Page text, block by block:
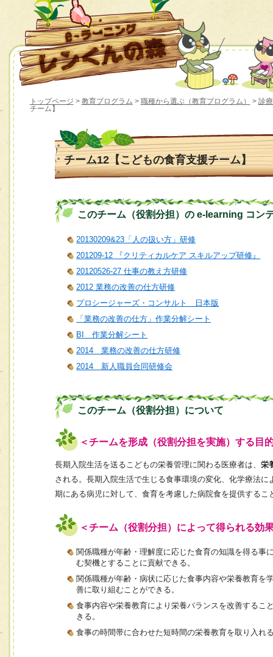
トップページ > 教育プログラム > 職種から選ぶ（教育プログラム） > 診
チーム】
チーム12【こどもの食育支援チーム】
このチーム（役割分担）の e-learning コン
20130209&23「人の扱い方」研修
201209-12 『クリティカルケア スキルアップ研修』
20120526-27 仕事の教え方研修
2012 業務の改善の仕方研修
プロシージャーズ・コンサルト 日本版
「業務の改善の仕方」作業分解シート
BI 作業分解シート
2014 業務の改善の仕方研修
2014 新人職員合同研修会
このチーム（役割分担）について
＜チームを形成（役割分担を実施）する目
長期入院生活を送るこどもの栄養管理に関わる医療者は、 栄
される。長期入院生活で生じる食事環境の変化、化学療法
期にある病児に対して、食育を考慮した病院食を提供する
＜チーム（役割分担）によって得られる効
関係職種が年齢・理解度に応じた食育の知識を得る事
む契機とすることに貢献できる。
関係職種が年齢・病状に応じた食事内容や栄養教育を
善に取り組むことができる。
食事内容や栄養教育により栄養バランスを改善するこ
きる。
食事の時間帯に合わせた短時間の栄養教育を取り入れ